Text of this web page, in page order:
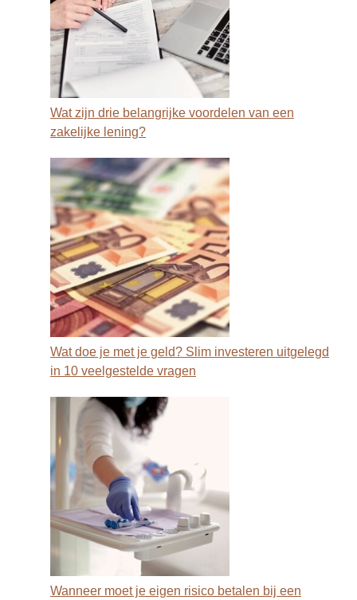
Wat zijn drie belangrijke voordelen van een
zakelijke lening?
Wat doe je met je geld? Slim investeren uitgelegd
in 10 veelgestelde vragen
Wanneer moet je eigen risico betalen bij een